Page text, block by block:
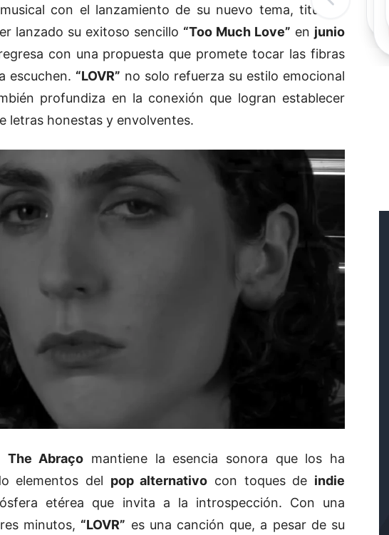
con el lanzamiento de su nuevo tema, titulado
lanzado su exitoso sencillo “Too Much Love” en junio
con una propuesta que promete tocar las fibras
escuchen. “LOVR” no solo refuerza su estilo emocional
profundiza en la conexión que logran establecer
letras honestas y envolventes.
The Abraço mantiene la esencia sonora que los ha
elementos del pop alternativo con toques de indie
etérea que invita a la introspección. Con una
minutos, “LOVR” es una canción que, a pesar de su